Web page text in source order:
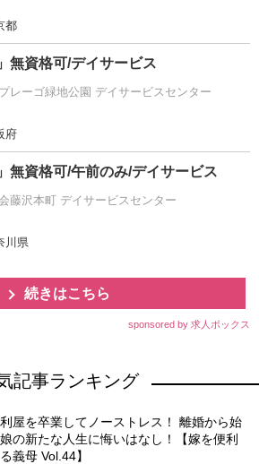
都
無資格可/デイサービス
レーゴ緑地公園 デイサービスセンター
府
無資格可/午前のみ/デイサービス
藤沢本町 デイサービスセンター
川県
続きはこちら
sponsored by 求人ボックス
記事ランキング
屋を卒業してノーストレス！ 離婚から始
の新たな人生に悔いはなし！【嫁を便利
義母 Vol.44】